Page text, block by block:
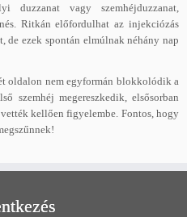
duzzanat vagy szemhéjduzzanat,
Ritkán előfordulhat az injekciózás
de ezek spontán elmúlnak néhány nap
oldalon nem egyformán blokkolódik a
szemhéj megereszkedik, elsősorban
kellően figyelembe. Fontos, hogy